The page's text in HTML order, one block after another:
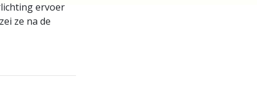
ervoer
ze na de